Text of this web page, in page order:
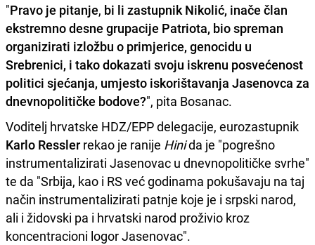
"Pravo je pitanje, bi li zastupnik Nikolić, inače član
ekstremno desne grupacije Patriota, bio spreman
organizirati izložbu o primjerice, genocidu u
Srebrenici, i tako dokazati svoju iskrenu posvećenost
politici sjećanja, umjesto iskorištavanja Jasenovca za
dnevnopolitičke bodove?", pita Bosanac.
Voditelj hrvatske HDZ/EPP delegacije, eurozastupnik
Karlo Ressler rekao je ranije Hinida je "pogrešno
instrumentalizirati Jasenovac u dnevnopolitičke svrhe"
te da "Srbija, kao i RS već godinama pokušavaju na taj
način instrumentalizirati patnje koje je i srpski narod,
ali i židovski pa i hrvatski narod proživio kroz
koncentracioni logor Jasenovac".